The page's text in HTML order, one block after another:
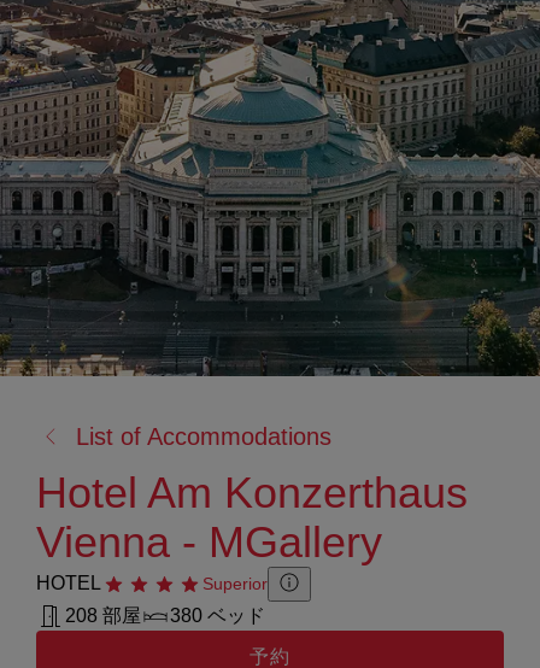
へ
る:
List of Accommodations
Hotel Am Konzerthaus
Vienna - MGallery
HOTEL星4つ Superior
Zusatzinformation anzeigen
Zusatzinformation ausblenden
208 部屋
380 ベッド
予約